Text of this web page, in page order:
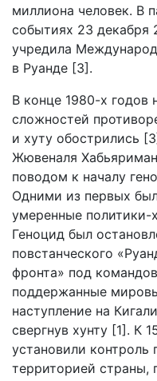
миллиона человек. В
событиях 23 декабря
учредила
в Руанде [3].
В конце 1980-х годов
сложностей
и хуту обострились
Жювеналя
поводом к началу
Одними из первых
умеренные
Геноцид был
повстанческого
фронта» под
поддержанные
наступление на
свергнув хунту [1]. К
установили контроль
территорией страны,